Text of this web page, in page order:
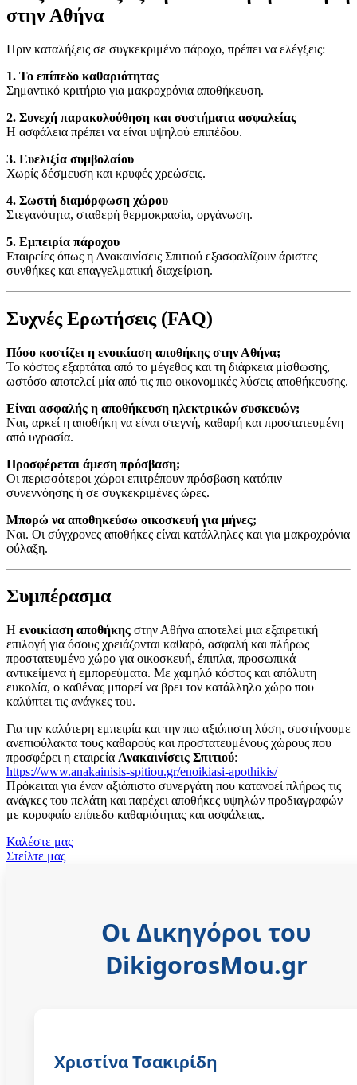
στην Αθήνα
Πριν καταλήξεις σε συγκεκριμένο πάροχο, πρέπει να ελέγξεις:
1. Το επίπεδο καθαριότητας
Σημαντικό κριτήριο για μακροχρόνια αποθήκευση.
2. Συνεχή παρακολούθηση και συστήματα ασφαλείας
Η ασφάλεια πρέπει να είναι υψηλού επιπέδου.
3. Ευελιξία συμβολαίου
Χωρίς δέσμευση και κρυφές χρεώσεις.
4. Σωστή διαμόρφωση χώρου
Στεγανότητα, σταθερή θερμοκρασία, οργάνωση.
5. Εμπειρία πάροχου
Εταιρείες όπως η Ανακαινίσεις Σπιτιού εξασφαλίζουν άριστες
συνθήκες και επαγγελματική διαχείριση.
Συχνές Ερωτήσεις (FAQ)
Πόσο κοστίζει η ενοικίαση αποθήκης στην Αθήνα;
Το κόστος εξαρτάται από το μέγεθος και τη διάρκεια μίσθωσης,
ωστόσο αποτελεί μία από τις πιο οικονομικές λύσεις αποθήκευσης.
Είναι ασφαλής η αποθήκευση ηλεκτρικών συσκευών;
Ναι, αρκεί η αποθήκη να είναι στεγνή, καθαρή και προστατευμένη
από υγρασία.
Προσφέρεται άμεση πρόσβαση;
Οι περισσότεροι χώροι επιτρέπουν πρόσβαση κατόπιν
συνεννόησης ή σε συγκεκριμένες ώρες.
Μπορώ να αποθηκεύσω οικοσκευή για μήνες;
Ναι. Οι σύγχρονες αποθήκες είναι κατάλληλες και για μακροχρόνια
φύλαξη.
Συμπέρασμα
Η ενοικίαση αποθήκης στην Αθήνα αποτελεί μια εξαιρετική
επιλογή για όσους χρειάζονται καθαρό, ασφαλή και πλήρως
προστατευμένο χώρο για οικοσκευή, έπιπλα, προσωπικά
αντικείμενα ή εμπορεύματα. Με χαμηλό κόστος και απόλυτη
ευκολία, ο καθένας μπορεί να βρει τον κατάλληλο χώρο που
καλύπτει τις ανάγκες του.
Για την καλύτερη εμπειρία και την πιο αξιόπιστη λύση, συστήνουμε
ανεπιφύλακτα τους καθαρούς και προστατευμένους χώρους που
προσφέρει η εταιρεία Ανακαινίσεις Σπιτιού:
https://www.anakainisis-spitiou.gr/enoikiasi-apothikis/
Πρόκειται για έναν αξιόπιστο συνεργάτη που κατανοεί πλήρως τις
ανάγκες του πελάτη και παρέχει αποθήκες υψηλών προδιαγραφών
με κορυφαίο επίπεδο καθαριότητας και ασφάλειας.
Καλέστε μας
Στείλτε μας
Οι Δικηγόροι του
DikigorosMou.gr
Χριστίνα Τσακιρίδη